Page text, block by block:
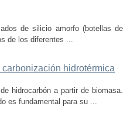
de silicio amorfo (botellas de
de los diferentes ...
hidrotérmica
hidrocarbón a partir de biomasa.
es fundamental para su ...